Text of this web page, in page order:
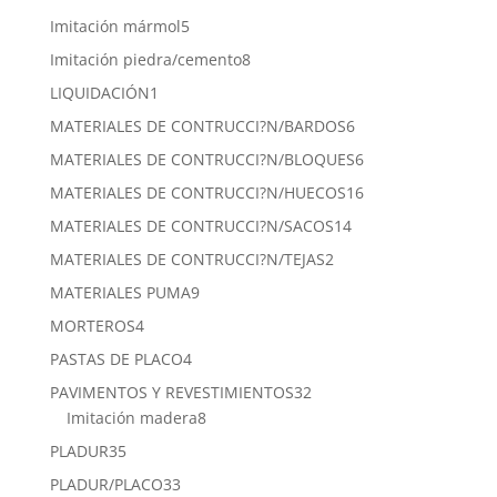
productos
Imitación mármol55
productos
Imitación piedra/cemento88
LIQUIDACIÓN1
producto
MATERIALES DE CONTRUCCI?N/BARDOS66
productos
MATERIALES DE CONTRUCCI?N/BLOQUES66
productos
MATERIALES DE CONTRUCCI?N/HUECOS1616
MATERIALES DE CONTRUCCI?N/SACOS1414
MATERIALES DE CONTRUCCI?N/TEJAS22
MATERIALES PUMA99
MORTEROS44
productos
PASTAS DE PLACO44
productos
PAVIMENTOS Y REVESTIMIENTOS3232
Imitación madera88
PLADUR3535
productos
PLADUR/PLACO3333